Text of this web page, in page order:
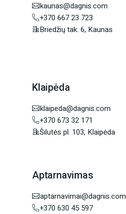
kaunas@dagnis.com
+370 667 23 723
Briedžių tak. 6, Kaunas
Klaipėda
klaipeda@dagnis.com
+370 673 32 171
Šilutės pl. 103, Klaipėda
Aptarnavimas
aptarnavimai@dagnis.com
+370 630 45 597